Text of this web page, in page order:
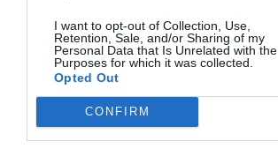
I want to opt-out of Collection, Use,
Retention, Sale, and/or Sharing of my
Personal Data that Is Unrelated with the
Purposes for which it was collected.
Opted Out
CONFIRM